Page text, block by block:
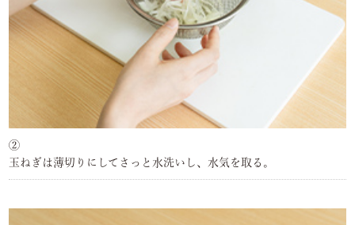
②
玉ねぎは薄切りにしてさっと水洗いし、水気を取る。